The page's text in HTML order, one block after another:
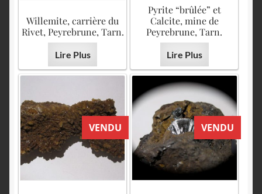
Pyrite “brûlée” et
Calcite, mine de
Peyrebrune, Tarn.
Lire Plus
Willemite, carrière du
Rivet, Peyrebrune, Tarn.
Lire Plus
VENDU VENDU